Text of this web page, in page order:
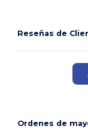
Reseñas de
Ordenes de